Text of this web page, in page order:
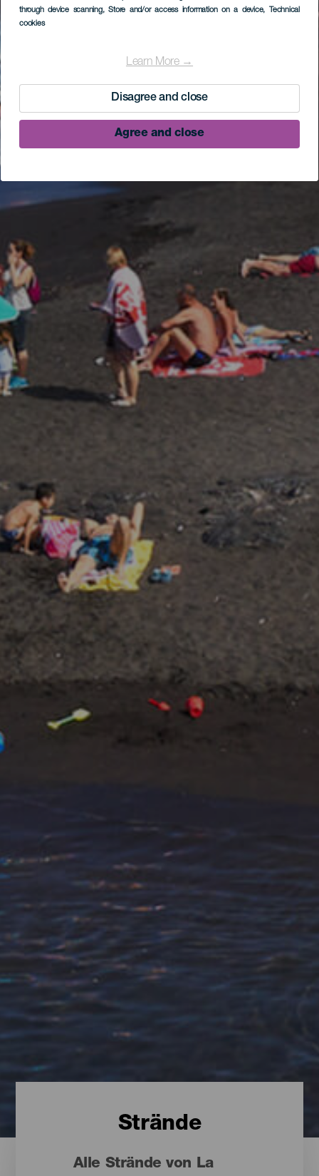
through device scanning, Store and/or access information on a device, Technical
cookies
Learn More →
Disagree and close
Agree and close
Strände
Alle Strände von La